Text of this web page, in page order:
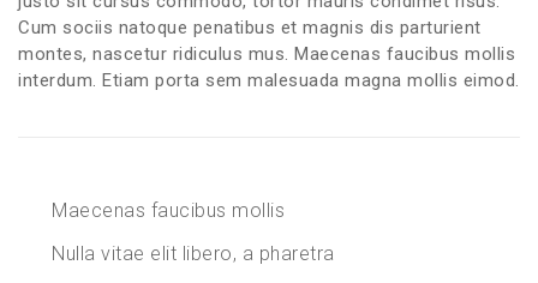
Cum sociis natoque penatibus et magnis dis parturient
montes, nascetur ridiculus mus. Maecenas faucibus mollis
interdum. Etiam porta sem malesuada magna mollis eimod.
Maecenas faucibus mollis
Nulla vitae elit libero, a pharetra